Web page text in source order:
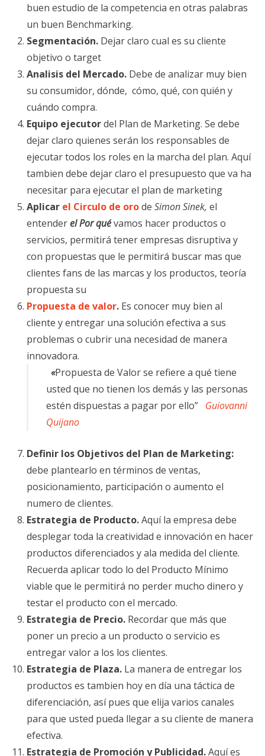
buen estudio de la competencia en otras palabras
un buen Benchmarking.
Segmentación. Dejar claro cual es su cliente
objetivo o target
Analisis del Mercado. Debe de analizar muy bien
su consumidor, dónde, cómo, qué, con quién y
cuándo compra.
Equipo ejecutordel Plan de Marketing. Se debe
dejar claro quienes serán los responsables de
ejecutar todos los roles en la marcha del plan. Aquí
tambien debe dejar claro el presupuesto que va ha
necesitar para ejecutar el plan de marketing
Aplicar el Circulo de orode Simon Sinek, el
entenderel Por quévamos hacer productos o
servicios, permitirá tener empresas disruptiva y
con propuestas que le permitirá buscar mas que
clientes fans de las marcas y los productos, teoría
propuesta su
Propuesta de valor. Es conocer muy bien al
cliente y entregar una solución efectiva a sus
problemas o cubrir una necesidad de manera
innovadora.
«Propuesta de Valor se refiere a qué tiene
usted que no tienen los demás y las personas
estén dispuestas a pagar por ello” Guiovanni
Quijano
Definir los Objetivos del Plan de Marketing:
debe plantearlo en términos de ventas,
posicionamiento, participación o aumento el
numero de clientes.
Estrategia de Producto.Aquí la empresa debe
desplegar toda la creatividad e innovación en hacer
productos diferenciados y ala medida del cliente.
Recuerda aplicar todo lo del Producto Mínimo
viable que le permitirá no perder mucho dinero y
testar el producto con el mercado.
Estrategia de Precio. Recordar que más que
poner un precio a un producto o servicio es
entregar valor a los los clientes.
Estrategia de Plaza. La manera de entregar los
productos es tambien hoy en día una táctica de
diferenciación, así pues que elija varios canales
para que usted pueda llegar a su cliente de manera
efectiva.
Estrategia de Promoción y Publicidad.Aquí es